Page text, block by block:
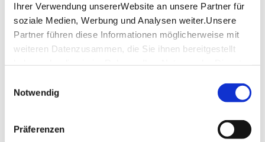
Ihrer Verwendung unsererWebsite an unsere Partner für
soziale Medien, Werbung und Analysen weiter.Unsere
Partner führen diese Informationen möglicherweise mit
weiteren Datenzusammen, die Sie ihnen bereitgestellt
Impressum
Notwendig
Präferenzen
Planen Sie Ihre Anreise
Verkehrs- und Tarifverbund Stuttgart GmbH
Fahrplanauskunft des VVS
Google Maps Route